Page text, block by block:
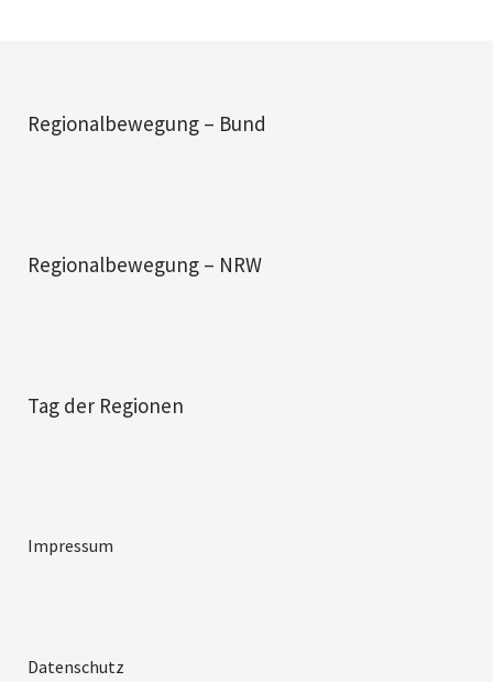
Regionalbewegung – Bund
Regionalbewegung – NRW
Tag der Regionen
Impressum
Datenschutz